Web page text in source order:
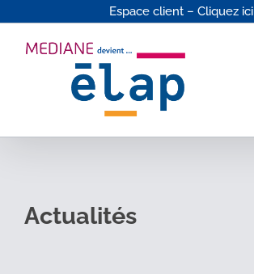
contenu
Espace client – Cliquez ici
Actualités